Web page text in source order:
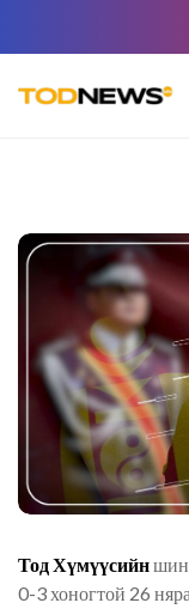
Тод Хүмүүсийн
0-3 хоногтой 26